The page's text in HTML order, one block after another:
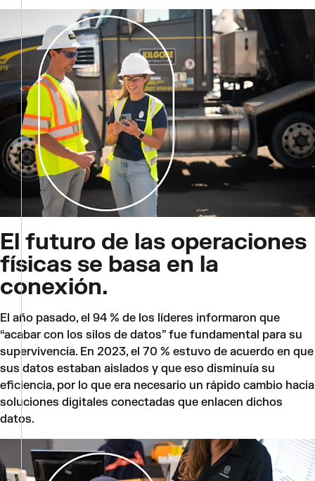
El futuro de las operaciones
físicas se basa en la
conexión.
El año pasado, el 94 % de los líderes informaron que
“acabar con los silos de datos” fue fundamental para su
supervivencia. En 2023, el 70 % estuvo de acuerdo en que
sus datos estaban aislados y que eso disminuía su
eficiencia, por lo que era necesario un rápido cambio hacia
soluciones digitales conectadas que enlacen dichos
datos.